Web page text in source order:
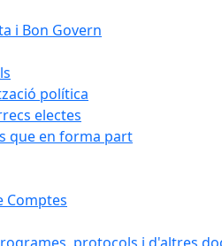
i Bon Govern
política
electes
que en forma part
Comptes